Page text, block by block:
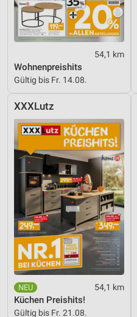
54,1 km
Wohnenpreishits
Gültig bis Fr. 14.08.
XXXLutz
54,1 km
Küchen Preishits!
Gültig bis Fr. 21.08.